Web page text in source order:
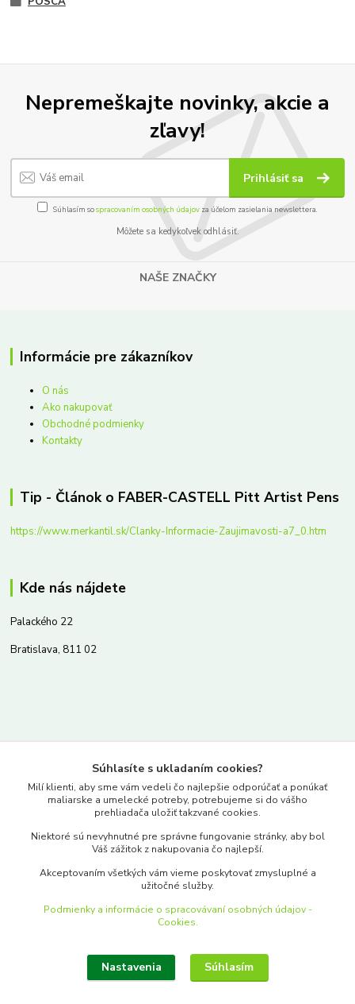
Nepremeškajte novinky, akcie a
zľavy!
Prihlásiť sa
Súhlasím sospracovaním osobných údajov za účelom zasielania newslettera.
Môžete sa kedykoľvek odhlásiť.
NAŠE ZNAČKY
Informácie pre zákazníkov
O nás
Ako nakupovať
Obchodné podmienky
Kontakty
Tip - Článok o FABER-CASTELL Pitt Artist Pens
https://www.merkantil.sk/Clanky-Informacie-Zaujimavosti-a7_0.htm
Kde nás nájdete
Palackého 22
Bratislava, 811 02
www.merkantil.sk
Pondelok-Piatok: 9.00-17.00hod.
objednavky@merkantil-obchod.sk
Upraviť zber cookies.
Súhlasíte s ukladaním cookies?
Milí klienti, aby sme vám vedeli čo najlepšie odporúčať a ponúkať
maliarske a umelecké potreby, potrebujeme si do vášho
prehliadača uložiť takzvané cookies.
Niektoré sú nevyhnutné pre správne fungovanie stránky, aby bol
Váš zážitok z nakupovania čo najlepší.
Akceptovaním všetkých vám vieme poskytovať zmysluplné a
užitočné služby.
Podmienky a informácie o spracovávaní osobných údajov -
Cookies.
Nastavenia Súhlasím